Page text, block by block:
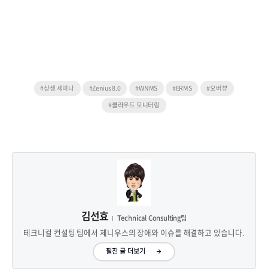
#상생 세미나 #Zenius 8.0 #WNMS #ERMS
#오버뷰
#클라우드 모니터링
김선효 Technical Consulting팀
테크니컬 컨설팅 팀에서 제니우스의 장애와 이슈를 해결하고 있습니다.
필진 글 더보기